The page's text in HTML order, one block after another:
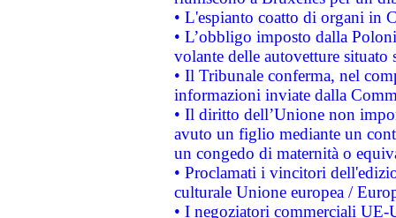
• L'espianto coatto di organi in
• L’obbligo imposto dalla
volante delle autovetture
• Il Tribunale conferma, nel
informazioni inviate dalla
• Il diritto dell’Unione non
avuto un figlio mediante un
un congedo di maternità o
• Proclamati i vincitori
culturale Unione europea /
• I negoziatori commerciali UE-